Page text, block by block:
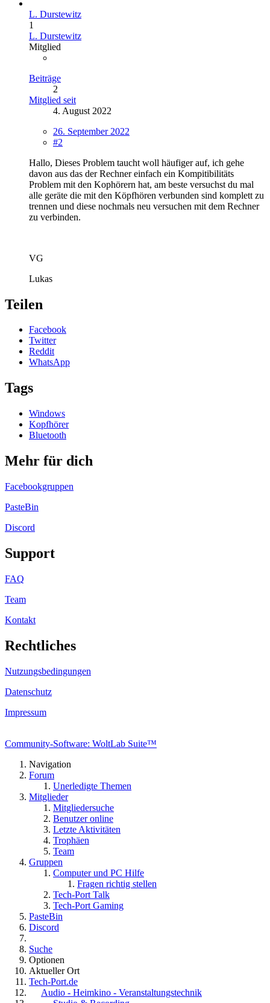
L. Durstewitz
1
L. Durstewitz
Mitglied
Beiträge
2
Mitglied seit
4. August 2022
26. September 2022
#2
Hallo, Dieses Problem taucht woll häufiger auf, ich gehe
davon aus das der Rechner einfach ein Kompitibilitäts
Problem mit den Kophörern hat, am beste versuchst du mal
alle geräte die mit den Köpfhören verbunden sind komplett zu
trennen und diese nochmals neu versuchen mit dem Rechner
zu verbinden.
VG
Lukas
Teilen
Facebook
Twitter
Reddit
WhatsApp
Tags
Windows
Kopfhörer
Bluetooth
Mehr für dich
Facebookgruppen
PasteBin
Discord
Support
FAQ
Team
Kontakt
Rechtliches
Nutzungsbedingungen
Datenschutz
Impressum
Community-Software: WoltLab Suite™
Navigation
Forum
Unerledigte Themen
Mitglieder
Mitgliedersuche
Benutzer online
Letzte Aktivitäten
Trophäen
Team
Gruppen
Computer und PC Hilfe
Fragen richtig stellen
Tech-Port Talk
Tech-Port Gaming
PasteBin
Discord
Suche
Optionen
Aktueller Ort
Tech-Port.de
Audio - Heimkino - Veranstaltungstechnik